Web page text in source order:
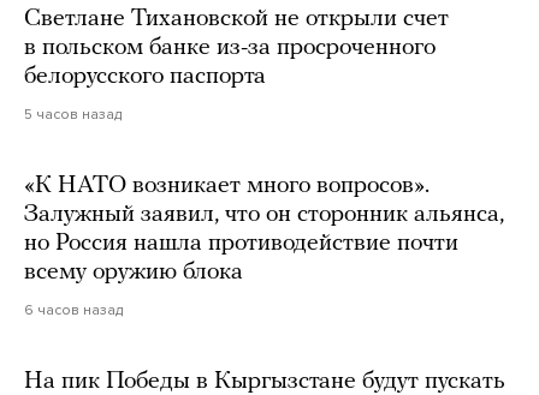
Светлане Тихановской не открыли счет
в польском банке из-за просроченного
белорусского паспорта
5 часов назад
«К НАТО возникает много вопросов».
Залужный заявил, что он сторонник альянса,
но Россия нашла противодействие почти
всему оружию блока
6 часов назад
На пик Победы в Кыргызстане будут пускать